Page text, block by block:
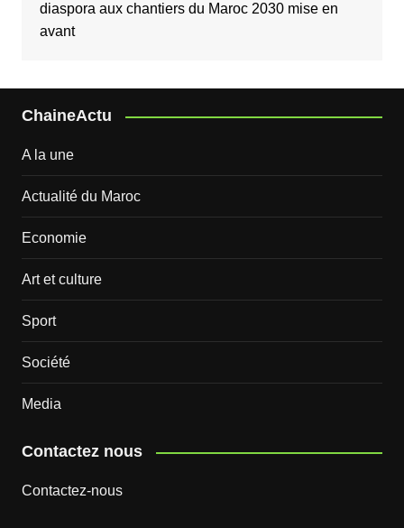
diaspora aux chantiers du Maroc 2030 mise en
avant
ChaineActu
A la une
Actualité du Maroc
Economie
Art et culture
Sport
Société
Media
Contactez nous
Contactez-nous